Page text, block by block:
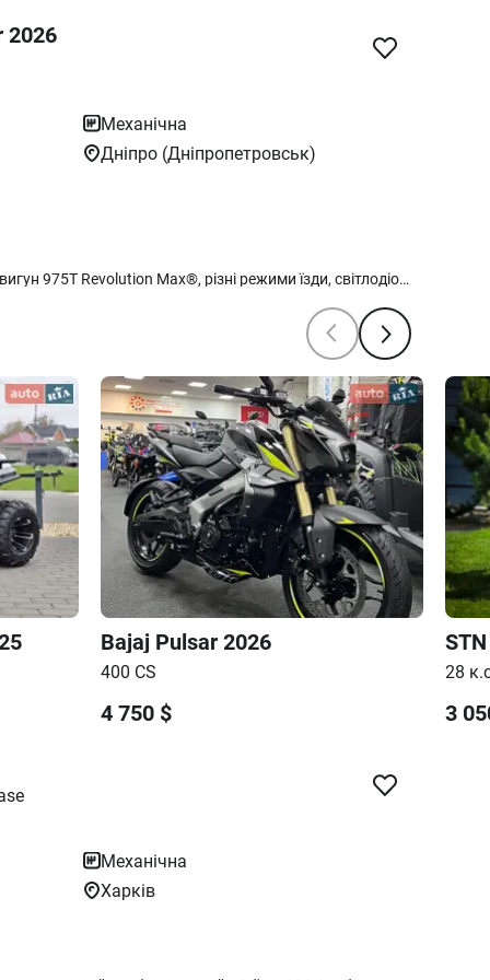
2026
Механічна
Дніпро (Дніпропетровськ)
Harley-Davidson Nightster - чорний двигун 975T Revolution Max®, різні режими їзди, світлодіодні світлові прилади й традиційний стиль Sportster доповнюють цей незрівнянно потужний мотоцикл, здатний долати будь-які шляхи. • Гарантія 2 роки без обмеження пробігу • Доступний в кредит 0,01% під річних в гривні та лізинг • При купівлі нового мотоциклу податки відсутні. •Обов'язкові платежі тільки за техпаспорт та номер • Доставка по Україні • Подарунок при придбанні та знижки по системі лояльності Офіційний Дилер мотоциклів Harley-Davidson в Україні - Harley-Davidson KYIV та Dnipro раді запропонувати вам нові мотоцикли за найвигіднішими спеціальними умовами - Найкращі ціни на нові мотоцикли 2024-2025 та новинки 2026-го модельного року - Європейська специфікація усіх мотоциклів Harley-Davidson - Гарантія 2 роки без обмеження пробігу - Офіційне сервісне обслуговування - Мотоцикли в наявності в салоні в Києві та Дніпрі - Короткі терміни поставки мотоциклів в разі відсутності моделі в салоні Ви можете придбати нові мотоцикли Harley-Davidson в салонах Harley-Davidson KYIV та Dnipro вже сьогодні.
Bajaj Pulsar 2026
400 CS
4 750 $
STN
28
3
Механічна
Харків